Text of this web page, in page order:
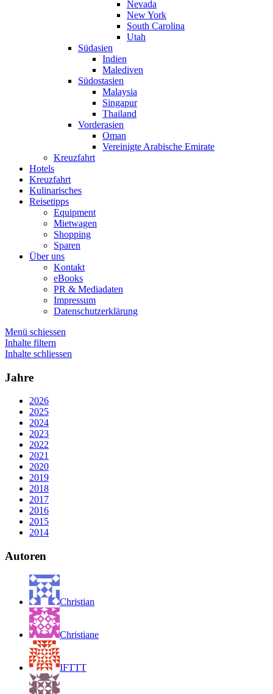
Nevada
New York
South Carolina
Utah
Südasien
Indien
Malediven
Südostasien
Malaysia
Singapur
Thailand
Vorderasien
Oman
Vereinigte Arabische Emirate
Kreuzfahrt
Hotels
Kreuzfahrt
Kulinarisches
Reisetipps
Equipment
Mietwagen
Shopping
Sparen
Über uns
Kontakt
eBooks
PR & Mediadaten
Impressum
Datenschutzerklärung
Menü schiessen
Inhalte filtern
Inhalte schliessen
Jahre
2026
2025
2024
2023
2022
2021
2020
2019
2018
2017
2016
2015
2014
Autoren
Christian
Christiane
IFTTT